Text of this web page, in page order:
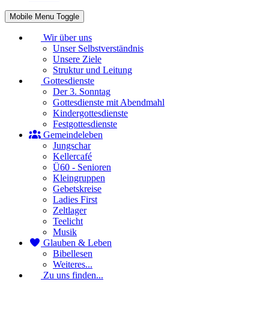
Mobile Menu Toggle
Wir über uns
Unser Selbstverständnis
Unsere Ziele
Struktur und Leitung
Gottesdienste
Der 3. Sonntag
Gottesdienste mit Abendmahl
Kindergottesdienste
Festgottesdienste
Gemeindeleben
Jungschar
Kellercafé
Ü60 - Senioren
Kleingruppen
Gebetskreise
Ladies First
Zeltlager
Teelicht
Musik
Glauben & Leben
Bibellesen
Weiteres...
Zu uns finden...